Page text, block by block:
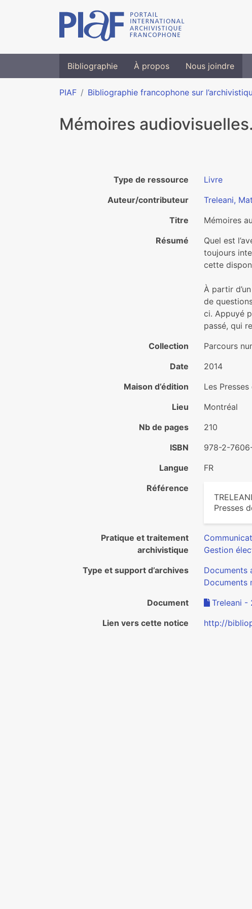
Bibliographie À propos Nous joindre
PIAF Bibliographie francophone sur
Mémoires
Type de ressource
Livre
Auteur/contributeur
Treleani,
Titre
Mémoires
Résumé
Quel est
toujours
cette
À partir
de
ci. Appuyé
passé, qui
Collection
Parcours
Date
2014
Maison d’édition
Les
Lieu
Montréal
Nb de pages
210
ISBN
978-2-
Langue
FR
Référence
Presses
Pratique et traitement
archivistique
Gestion
Type et support d’archives
Documents
Documents
Document
Treleani -
Lien vers cette notice
http://